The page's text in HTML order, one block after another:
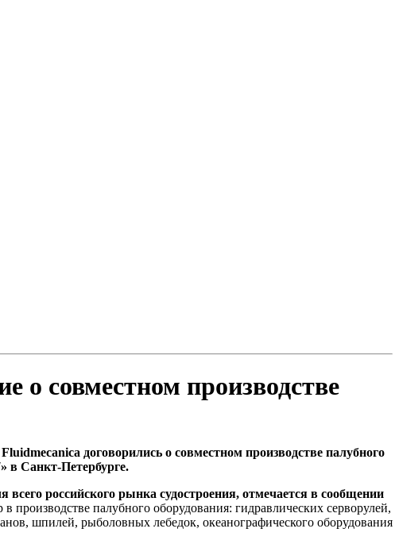
о совместном производстве
договорились о совместном производстве палубного
в Санкт-Петербурге.
российского рынка судостроения, отмечается в сообщении
палубного оборудования: гидравлических серворулей,
шпилей, рыболовных лебедок, океанографического оборудования